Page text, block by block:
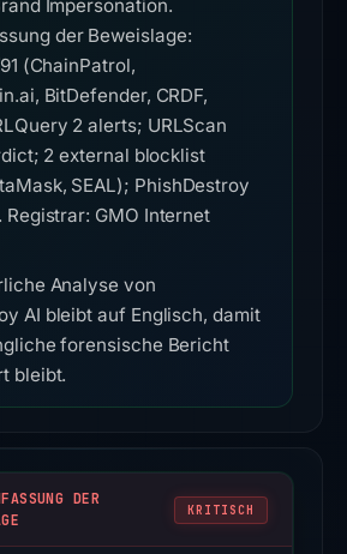
Impersonation.
der Beweislage:
(ChainPatrol,
BitDefender, CRDF,
2 alerts; URLScan
2 external blocklist
SEAL); PhishDestroy
Registrar: GMO Internet
Analyse von
AI bleibt auf Englisch, damit
forensische Bericht
bleibt.
DER
KRITISCH